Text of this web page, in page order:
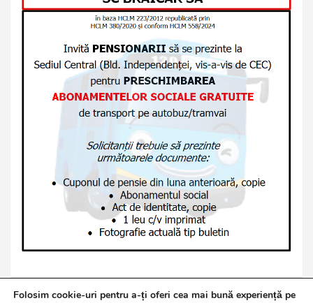
Folosim cookie-uri pentru a-ți oferi cea mai bună experiență pe